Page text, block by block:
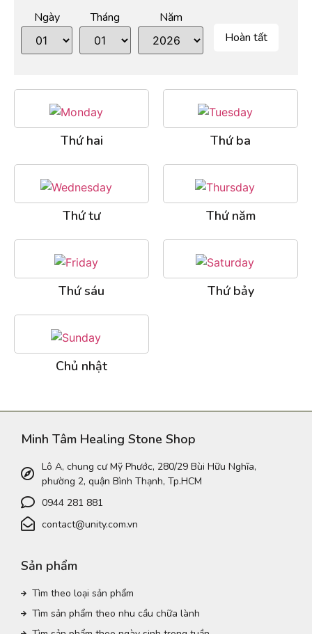
Ngày Tháng
Năm
Hoàn tất
Thứ hai Thứ ba
Thứ tư Thứ năm
Thứ sáu Thứ bảy
Chủ nhật
Minh Tâm Healing Stone Shop
Lô A, chung cư Mỹ Phước, 280/29 Bùi Hữu Nghĩa,
phường 2, quận Bình Thạnh, Tp.HCM
0944 281 881
contact@unity.com.vn
Sản phẩm
Tìm theo loại sản phẩm
Tìm sản phẩm theo nhu cầu chữa lành